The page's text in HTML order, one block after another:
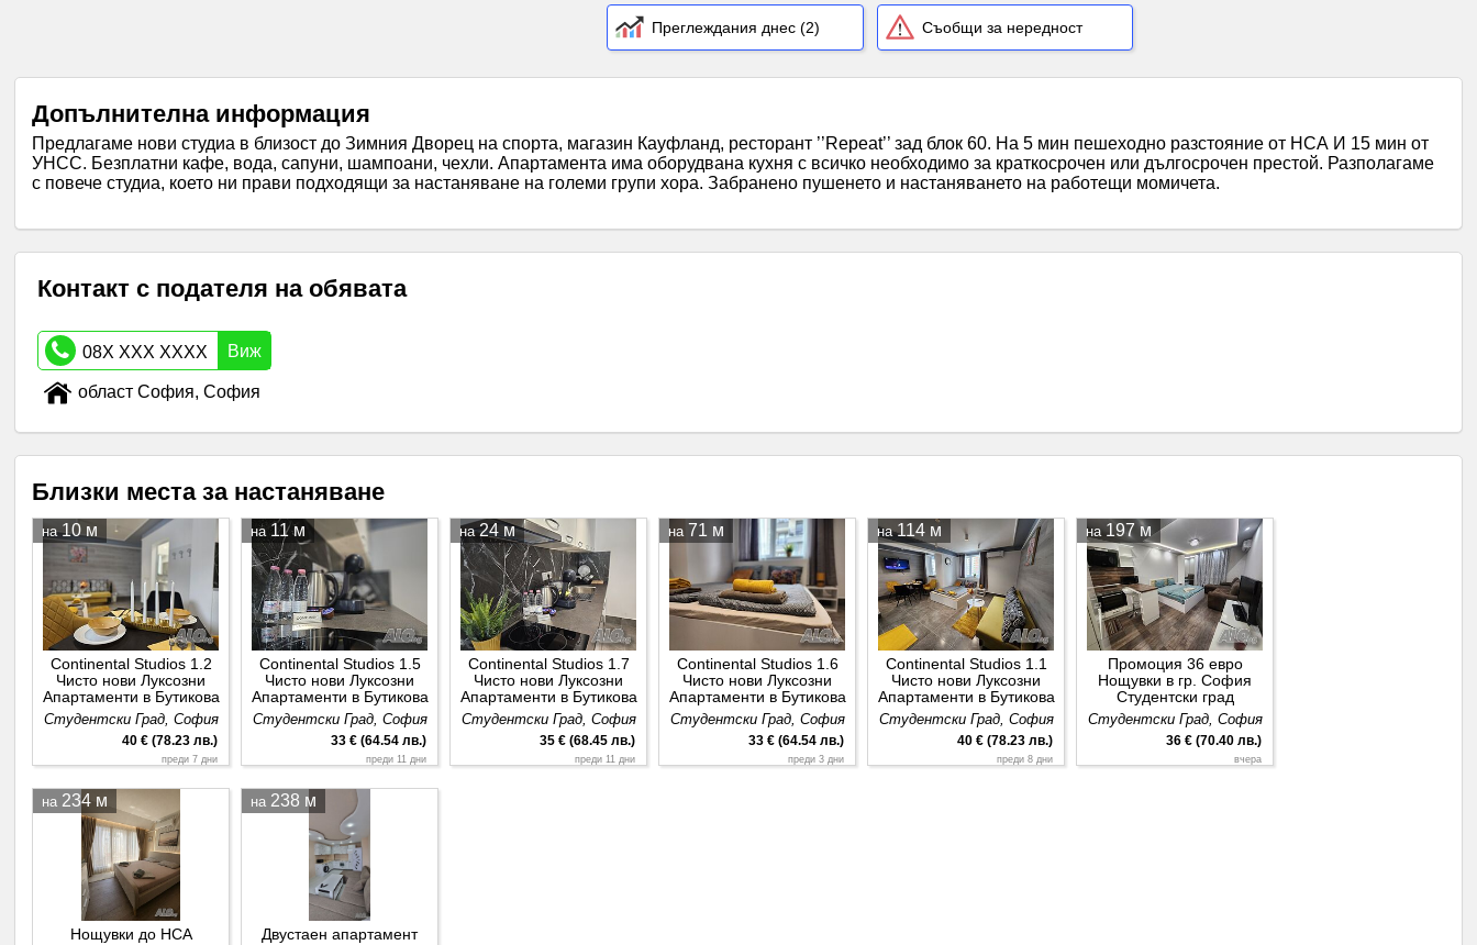
Преглеждания днес (2) Съобщи за нередност
Допълнителна информация
Предлагаме нови студиа в близост до Зимния Дворец на спорта, магазин Кауфланд, ресторант ’’Repeat’’ зад блок 60. На 5 мин пешеходно разстояние от НСА И 15 мин от
УНСС. Безплатни кафе, вода, сапуни, шампоани, чехли. Апартамента има оборудвана кухня с всичко необходимо за краткосрочен или дългосрочен престой. Разполагаме
с повече студиа, което ни прави подходящи за настаняване на големи групи хора. Забранено пушенето и настаняването на работещи момичета.
Контакт с подателя на обявата
08X XXX XXXX Виж
област София, София
Близки места за настаняване
40 € (78.23 лв.)
преди 7 дни
на10 м
Continental Studios 1.2
Чисто нови Луксозни
Апартаменти в Бутикова
сграда за нощувки
Студентски град
Студентски Град, София
33 € (64.54 лв.)
преди 11 дни
на 11 м
Continental Studios 1.5
Чисто нови Луксозни
Апартаменти в Бутикова
сграда за нощувки
Студентски град
Студентски Град, София
35 € (68.45 лв.)
преди 11 дни
на24 м
Continental Studios 1.7
Чисто нови Луксозни
Апартаменти в Бутикова
сграда за нощувки
Студентски град
Студентски Град, София
33 € (64.54 лв.)
преди 3 дни
на 71 м
Continental Studios 1.6
Чисто нови Луксозни
Апартаменти в Бутикова
сграда за нощувки
Студентски град
Студентски Град, София
40 € (78.23 лв.)
преди 8 дни
на114 м
Continental Studios 1.1
Чисто нови Луксозни
Апартаменти в Бутикова
сграда за нощувки
Студентски град
Студентски Град, София
36 € (70.40 лв.)
вчера
на197 м
Промоция 36 евро
Нощувки в гр. София
Студентски град
Студентски Град, София
на 234 м
Нощувки до НСА
на 238 м
Двустаен апартамент